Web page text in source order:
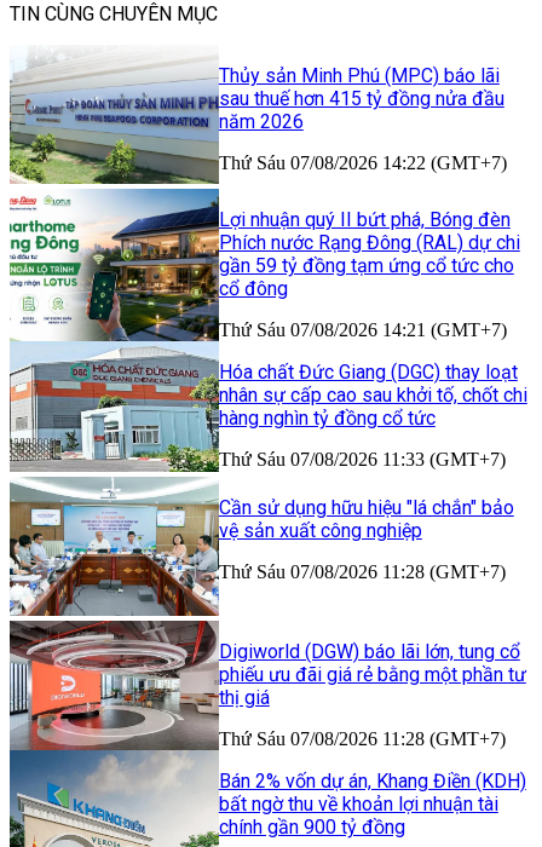
TIN CÙNG CHUYÊN MỤC
Thủy sản Minh Phú (MPC) báo lãi
sau thuế hơn 415 tỷ đồng nửa đầu
năm 2026
Thứ Sáu 07/08/2026 14:22 (GMT+7)
Lợi nhuận quý II bứt phá, Bóng đèn
Phích nước Rạng Đông (RAL) dự chi
gần 59 tỷ đồng tạm ứng cổ tức cho
cổ đông
Thứ Sáu 07/08/2026 14:21 (GMT+7)
Hóa chất Đức Giang (DGC) thay loạt
nhân sự cấp cao sau khởi tố, chốt chi
hàng nghìn tỷ đồng cổ tức
Thứ Sáu 07/08/2026 11:33 (GMT+7)
Cần sử dụng hữu hiệu "lá chắn" bảo
vệ sản xuất công nghiệp
Thứ Sáu 07/08/2026 11:28 (GMT+7)
Digiworld (DGW) báo lãi lớn, tung cổ
phiếu ưu đãi giá rẻ bằng một phần tư
thị giá
Thứ Sáu 07/08/2026 11:28 (GMT+7)
Bán 2% vốn dự án, Khang Điền (KDH)
bất ngờ thu về khoản lợi nhuận tài
chính gần 900 tỷ đồng